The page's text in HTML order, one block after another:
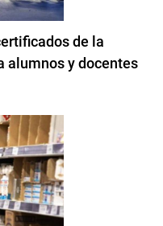
de la
alumnos y docentes